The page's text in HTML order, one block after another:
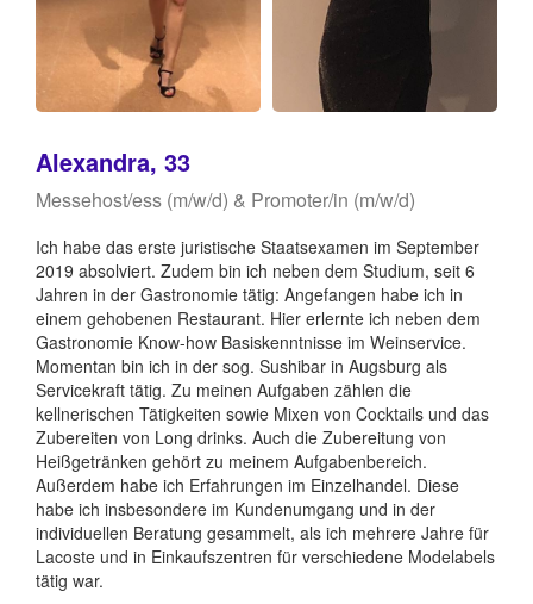
Alexandra, 33
Messehost/ess (m/w/d) & Promoter/in (m/w/d)
Ich habe das erste juristische Staatsexamen im September
2019 absolviert. Zudem bin ich neben dem Studium, seit 6
Jahren in der Gastronomie tätig: Angefangen habe ich in
einem gehobenen Restaurant. Hier erlernte ich neben dem
Gastronomie Know-how Basiskenntnisse im Weinservice.
Momentan bin ich in der sog. Sushibar in Augsburg als
Servicekraft tätig. Zu meinen Aufgaben zählen die
kellnerischen Tätigkeiten sowie Mixen von Cocktails und das
Zubereiten von Long drinks. Auch die Zubereitung von
Heißgetränken gehört zu meinem Aufgabenbereich.
Außerdem habe ich Erfahrungen im Einzelhandel. Diese
habe ich insbesondere im Kundenumgang und in der
individuellen Beratung gesammelt, als ich mehrere Jahre für
Lacoste und in Einkaufszentren für verschiedene Modelabels
tätig war.